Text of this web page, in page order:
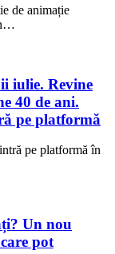
de animație
iulie. Revine
40 de ani.
pe platformă
pe platformă în
Un nou
pot